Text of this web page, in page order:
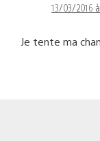
13/03/2016
Je tente ma